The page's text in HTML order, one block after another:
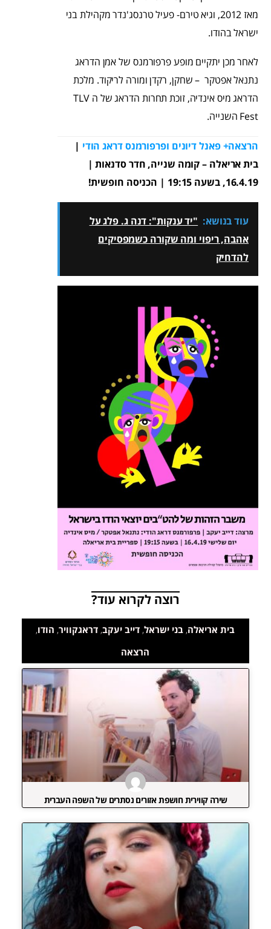
מאז 2012, וגיא טירם- פעיל טרנסג'נדר מקהילת בני
ישראל בהודו.
לאחר מכן יתקיים מופע פרפורמנס של אמן הדראג
נתנאל אפטקר – שחקן, רקדן ומורה לריקוד. מלכת
הדראג מיס אינדיה, זוכת תחרות הדראג של ה TLV
Fest השנייה.
הרצאה+ פאנל דיונים ופרפורמנס דראג הודי |
בית אריאלה – קומה שנייה, חדר סדנאות |
16.4.19, בשעה 19:15 | הכניסה חופשית!
עוד בנושא: "יד ענקות": דנה ג. פלג על
אהבה, ריפוי ומה שקורה כשמפסיקים
להדחיק
רוצה לקרוא עוד?
בית אריאלה,בני ישראל,דייב יעקב,דראגקוויר, הודו,
הרצאה
שירה קווירית חושפת אזורים נסתרים של השפה העברית